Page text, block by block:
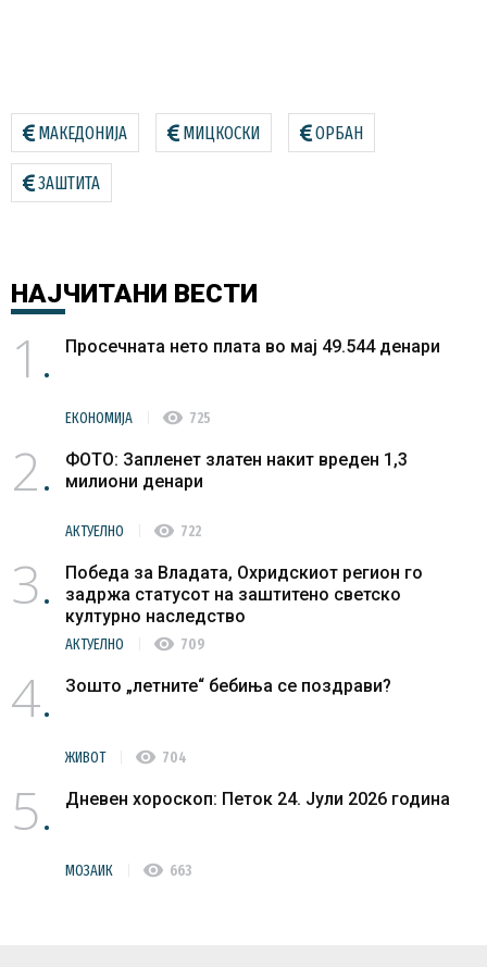
МАКЕДОНИЈА МИЦКОСКИ ОРБАН
ЗАШТИТА
НАЈЧИТАНИ ВЕСТИ
1 Просечната нето плата во мај 49.544 денари
ЕКОНОМИЈА visibility 725
2
ФОТО: Запленет златен накит вреден 1,3
милиони денари
АКТУЕЛНО visibility 722
3
Победа за Владата, Охридскиот регион го
задржа статусот на заштитено светско
културно наследство
АКТУЕЛНО visibility 709
4 Зошто „летните“ бебиња се поздрави?
ЖИВОТ visibility 704
5 Дневен хороскоп: Петок 24. Јули 2026 година
МОЗАИК visibility 663